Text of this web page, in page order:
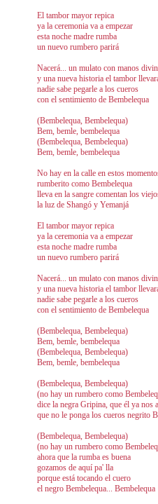
El tambor mayor repica
ya la ceremonia va a empezar
esta noche madre rumba
un nuevo rumbero parirá
Nacerá... un mulato con manos
y una nueva historia el tambor
nadie sabe pegarle a los cueros
con el sentimiento de Bembelequa
(Bembelequa, Bembelequa)
Bem, bemle, bembelequa
(Bembelequa, Bembelequa)
Bem, bemle, bembelequa
No hay en la calle en estos
rumberito como Bembelequa
lleva en la sangre comentan los
la luz de Shangó y Yemanjá
El tambor mayor repica
ya la ceremonia va a empezar
esta noche madre rumba
un nuevo rumbero parirá
Nacerá... un mulato con manos
y una nueva historia el tambor
nadie sabe pegarle a los cueros
con el sentimiento de Bembelequa
(Bembelequa, Bembelequa)
Bem, bemle, bembelequa
(Bembelequa, Bembelequa)
Bem, bemle, bembelequa
(Bembelequa, Bembelequa)
(no hay un rumbero como
dice la negra Gripina, que él ya nos
que no le ponga los cueros negrito
(Bembelequa, Bembelequa)
(no hay un rumbero como
ahora que la rumba es buena
gozamos de aquí pa' lla
porque está tocando el cuero
el negro Bembelequa... Bembelequa